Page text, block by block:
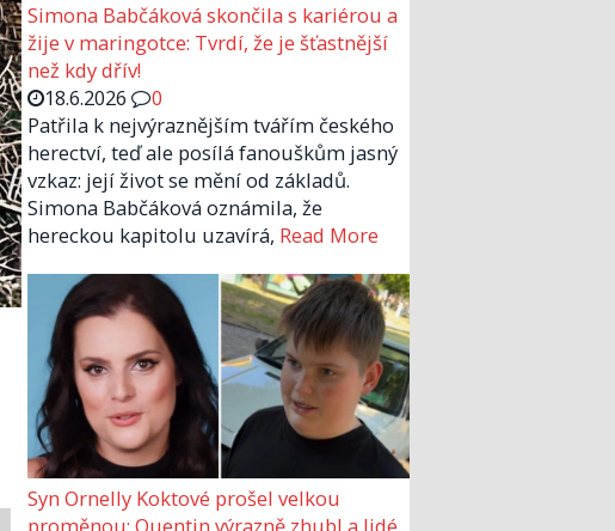
Simona Babčáková skončila s kariérou a
žije v maringotce: Tvrdí, že je šťastnější
než kdy dřív!
18.6.2026
0
Patřila k nejvýraznějším tvářím českého
herectví, teď ale posílá fanouškům jasný
vzkaz: její život se mění od základů.
Simona Babčáková oznámila, že
hereckou kapitolu uzavírá, Read More
Syn Ornelly Koktové prošel velkou